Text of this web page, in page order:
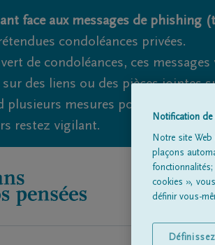
face aux messages de phishing
condoléances privées.
de condoléances, ces
des liens ou des pièces jointes
plusieurs mesures pour éviter
restez vigilant.
Notification de
Notre site
plaçons
cookies »,
définir vous-